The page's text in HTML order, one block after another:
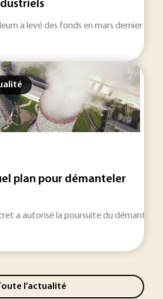
a levé des fonds en mars dernier
plan pour démanteler
a autorisé la poursuite du
l'actualité